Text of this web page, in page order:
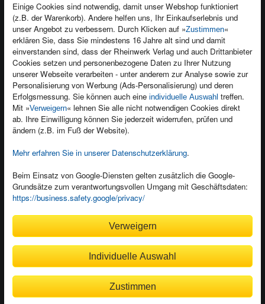
Einige Cookies sind notwendig, damit unser Webshop funktioniert
(z.B. der Warenkorb). Andere helfen uns, Ihr Einkaufserlebnis und
unser Angebot zu verbessern. Durch Klicken auf »Zustimmen«
erklären Sie, dass Sie mindestens 16 Jahre alt sind und damit
einverstanden sind, dass der Rheinwerk Verlag und auch Drittanbieter
Cookies setzen und personenbezogene Daten zu Ihrer Nutzung
unserer Webseite verarbeiten - unter anderem zur Analyse sowie zur
Personalisierung von Werbung (Ads-Personalisierung) und deren
Erfolgsmessung. Sie können auch eine individuelle Auswahl treffen.
Mit »Verweigern« lehnen Sie alle nicht notwendigen Cookies direkt
ab. Ihre Einwilligung können Sie jederzeit widerrufen, prüfen und
ändern (z.B. im Fuß der Website).
Mehr erfahren Sie in unserer Datenschutzerklärung.
Beim Einsatz von Google-Diensten gelten zusätzlich die Google-
Grundsätze zum verantwortungsvollen Umgang mit Geschäftsdaten:
https://business.safety.google/privacy/
Zustimmen
Verweigern
Individuelle Auswahl
Kontakt
Newsletter
Für Unternehmen
Presseservice
Dozentenservice
Produktfeedback
Foreign Rights
Ein Buch schreiben
Kundenservice
Wir sind gerne für Sie da!
service@rheinwerk-verlag.de
Rechnung Bankeinzug